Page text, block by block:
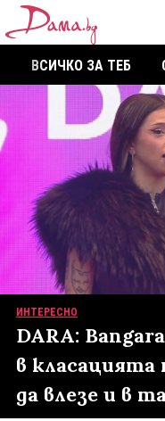
ВСИЧКО ЗА ТЕБ
ИНТЕРЕСНО
DARA:
в
да влезе и в